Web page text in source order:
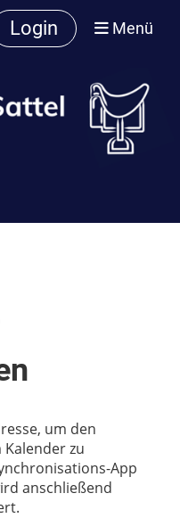
Login Menü
um den
zu
App
anschließend